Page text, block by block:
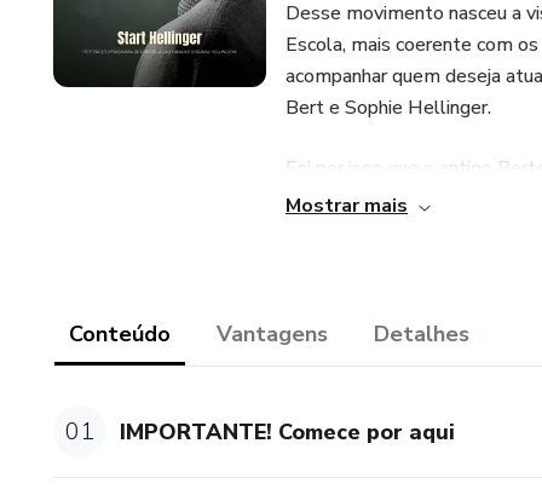
Desse movimento nasceu a
Escola, mais coerente com
acompanhar quem deseja
Bert e Sophie Hellinger.
Foi por isso que o antigo
suspenso. A clareza que
movimento essencial da vida.
Aproveitando essa clareza e
e dezembro, criamos um
Um espaço para que você
Mostrar mais
Conteúdo Vantagens Detalhes
01 IMPORTANTE! Comece por aqui